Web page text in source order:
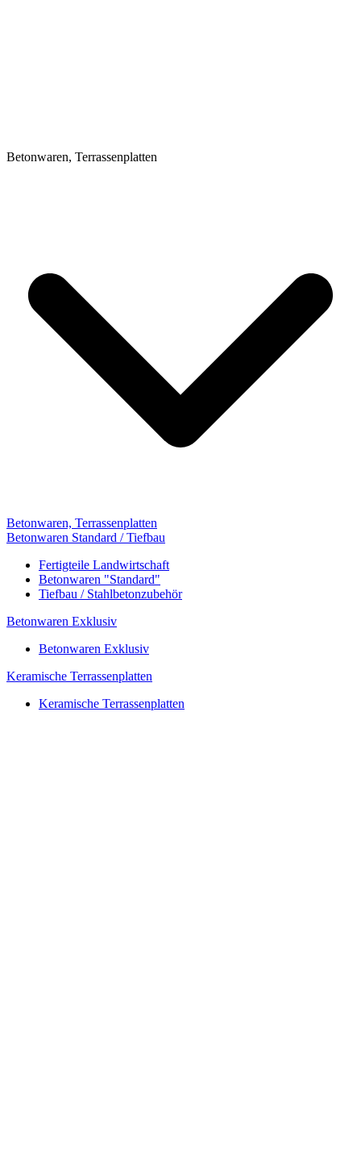
Betonwaren, Terrassenplatten
Betonwaren, Terrassenplatten
Betonwaren Standard / Tiefbau
Fertigteile Landwirtschaft
Betonwaren "Standard"
Tiefbau / Stahlbetonzubehör
Betonwaren Exklusiv
Betonwaren Exklusiv
Keramische Terrassenplatten
Keramische Terrassenplatten